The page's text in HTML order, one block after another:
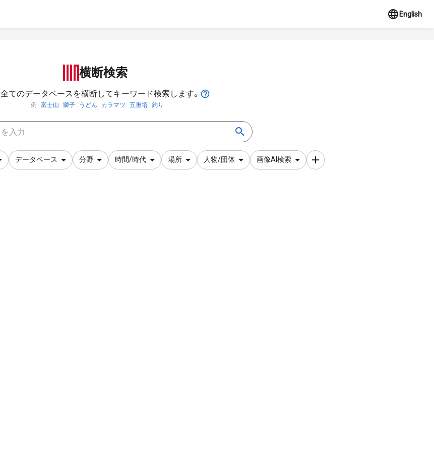
English
横断検索
全てのデータベースを横断してキーワード検索します。
例 富士山 獅子 うどん カラマツ 五重塔 釣り
データベース 分野 時間/時代 場所 人物/団体 画像AI検索